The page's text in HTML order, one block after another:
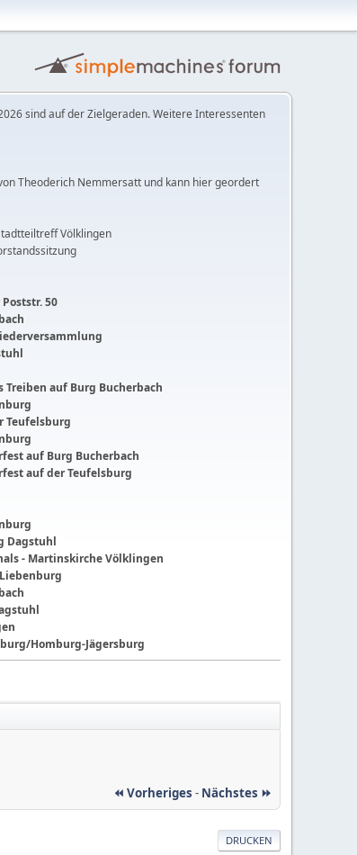
sind auf der Zielgeraden. Weitere Interessenten
Theoderich Nemmersatt und kann hier geordert
Völklingen
50
Treiben auf Burg Bucherbach
Teufelsburg
auf Burg Bucherbach
auf der Teufelsburg
Dagstuhl
- Martinskirche Völklingen
Homburg-Jägersburg
⏪ Vorheriges - Nächstes ⏩
DRUCKEN